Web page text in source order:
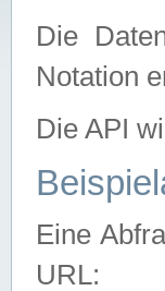
Die
Notation
Die API
Eine
URL: